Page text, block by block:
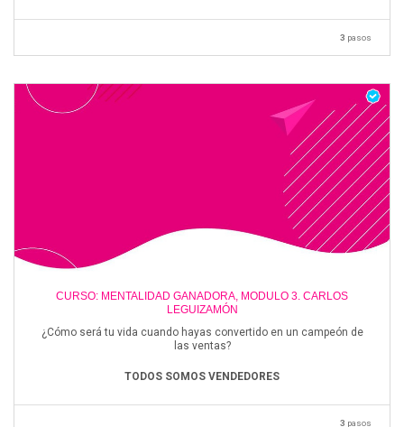
3 pasos
CURSO: MENTALIDAD GANADORA, MODULO 3. CARLOS
LEGUIZAMÓN
¿Cómo será tu vida cuando hayas convertido en un campeón de
las ventas?
TODOS SOMOS VENDEDORES
3 pasos